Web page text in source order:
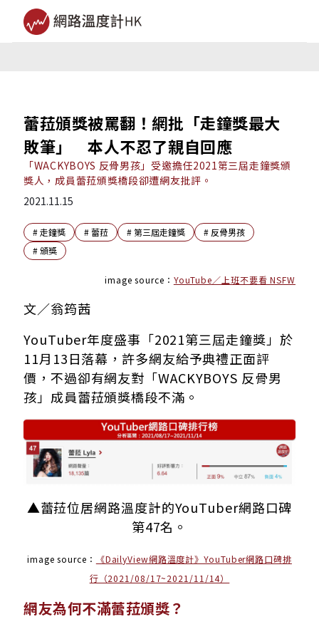
蕾菈頒獎被罵翻！網批「走鐘獎最大
敗筆」 本人不忍了親自回應
「WACKYBOYS 反骨男孩」受邀擔任2021第三屆走鐘獎頒
獎人，成員蕾菈頒獎橋段卻遭網友批評。
2021.11.15
#走鐘獎 #蕾菈 #第三屆走鐘獎 # 反骨男孩
#頒獎
image source： YouTube／上班不要看 NSFW
文／翁筠茜
YouTuber年度盛事「2021第三屆走鐘獎」於
11月13日落幕，許多網友給予典禮正面評
價，不過卻有網友對「WACKYBOYS 反骨男
孩」成員蕾菈頒獎橋段不滿。
▲蕾菈位居網路溫度計的YouTuber網路口碑
第47名。
image source：
《DailyView網路溫度計》YouTuber網路口碑排
行（2021/08/17~2021/11/14）
網友為何不滿蕾菈頒獎？